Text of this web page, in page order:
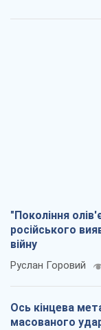
"Покоління
російського
війну
Руслан Горовий
Ось кінцева
масованого